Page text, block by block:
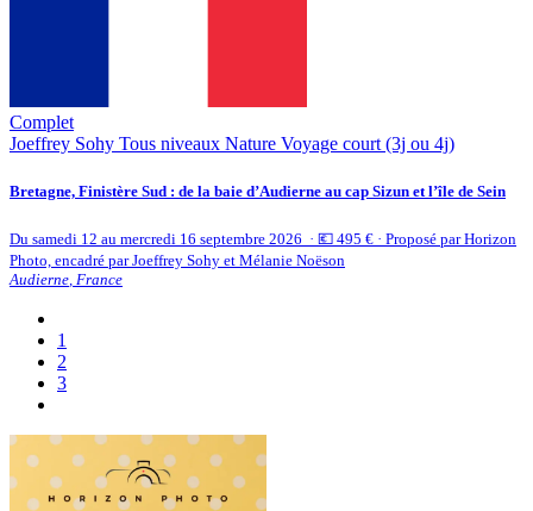
Complet
Joeffrey Sohy Tous niveaux Nature Voyage court (3j ou 4j)
Bretagne, Finistère Sud : de la baie d’Audierne au cap Sizun et l’île de Sein
Du samedi 12 au mercredi 16 septembre 2026 · 💶 495 € · Proposé par Horizon
Photo, encadré par Joeffrey Sohy et Mélanie Noëson
Audierne France
1
2
3